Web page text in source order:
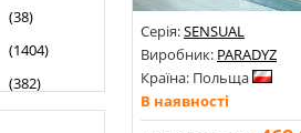
(38)
(1404)
(382)
Серія:SENSUAL
Виробник: PARADYZ
Країна: Польща
В наявності